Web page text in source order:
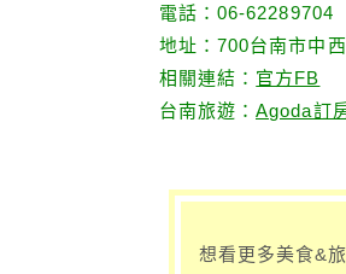
電話：06-62289704
地址：700台南市中
相關連結： 官方FB
台南旅遊：Agoda訂
想看更多美食&